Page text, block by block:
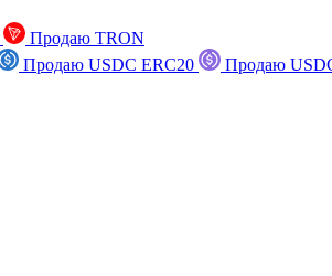
Продаю TRON
Продаю USDC ERC20
Продаю